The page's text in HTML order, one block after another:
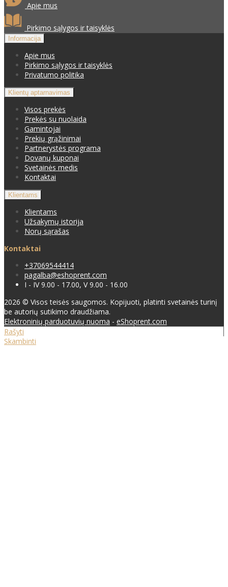
Apie mus
Pirkimo sąlygos ir taisyklės
Informacija
Apie mus
Pirkimo sąlygos ir taisyklės
Privatumo politika
Klientų aptarnavimas
Visos prekės
Prekės su nuolaida
Gamintojai
Prekių grąžinimai
Partnerystės programa
Dovanų kuponai
Svetainės medis
Kontaktai
Klientams
Klientams
Užsakymų istorija
Norų sąrašas
Kontaktai
+37069544414
pagalba@eshoprent.com
I - IV 9.00 - 17.00, V 9.00 - 16.00
2026 © Visos teisės saugomos. Kopijuoti, platinti svetainės turinį
be autorių sutikimo draudžiama.
Elektroninių parduotuvių nuoma - eShoprent.com
Rašyti
Skambinti